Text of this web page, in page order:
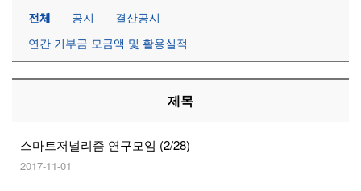
전체 공지
결산공시
연간 기부금 모금액 및 활용실적
제목
스마트저널리즘 연구모임 (2/28)
2017-11-01